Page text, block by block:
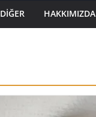
DIĞER HAKKIMIZDA